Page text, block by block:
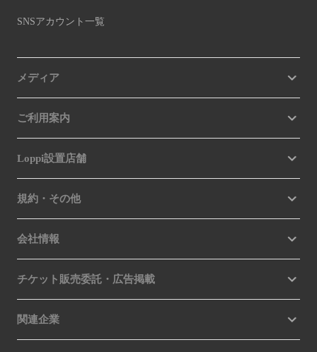
SNSアカウント一覧
メディア
ご利用案内
Loppi設置店舗
規約・その他
会社情報
チケット販売委託・広告掲載
関連企業